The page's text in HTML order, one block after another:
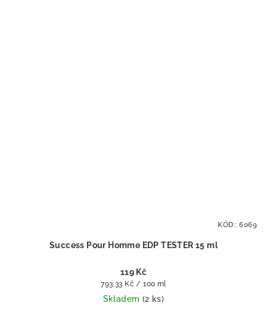
Success Pour Homme EDP TESTER 15 ml
119 Kč
Měrná
cena:
793,33 Kč / 100 ml
Skladem (2 ks)
KÓD: 6069